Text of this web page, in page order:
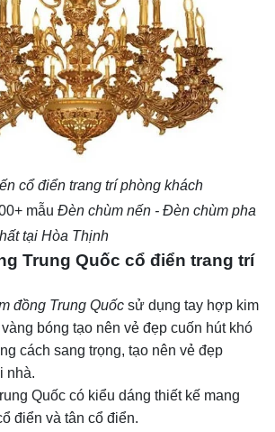
cổ điển trang trí phòng khách
mẫu Đèn chùm nến - Đèn chùm pha
tại Hòa Thịnh
Trung Quốc cổ điển trang trí
đồng Trung Quốc sử dụng tay hợp kim
bóng tạo nên vẻ đẹp cuốn hút khó
cách sang trọng, tạo nên vẻ đẹp
nhà.
Quốc có kiểu dáng thiết kế mang
điển và tân cổ điển.